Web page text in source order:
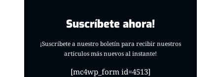
Suscríbete ahora!
¡Suscríbete a nuestro boletín para recibir nuestros
artículos más nuevos al instante!
[mc4wp_form id=4513]